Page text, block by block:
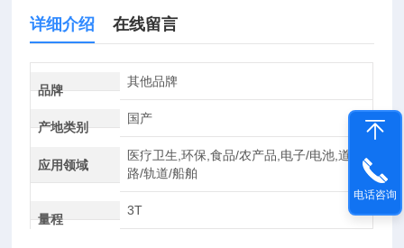
详细介绍 在线留言
品牌
其他品牌
产地类别
国产
应用领域
医疗卫生,环保,食品/农产品,电子/电池,道
路/轨道/船舶
量程
3T
电话咨询